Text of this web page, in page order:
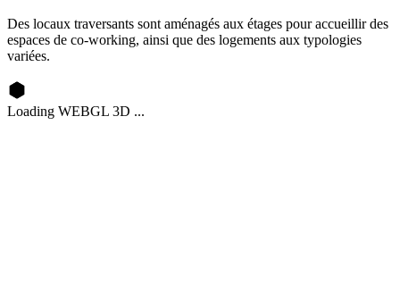
Des locaux traversants sont aménagés aux étages pour accueillir des
espaces de co-working, ainsi que des logements aux typologies
variées.
Loading WEBGL 3D ...